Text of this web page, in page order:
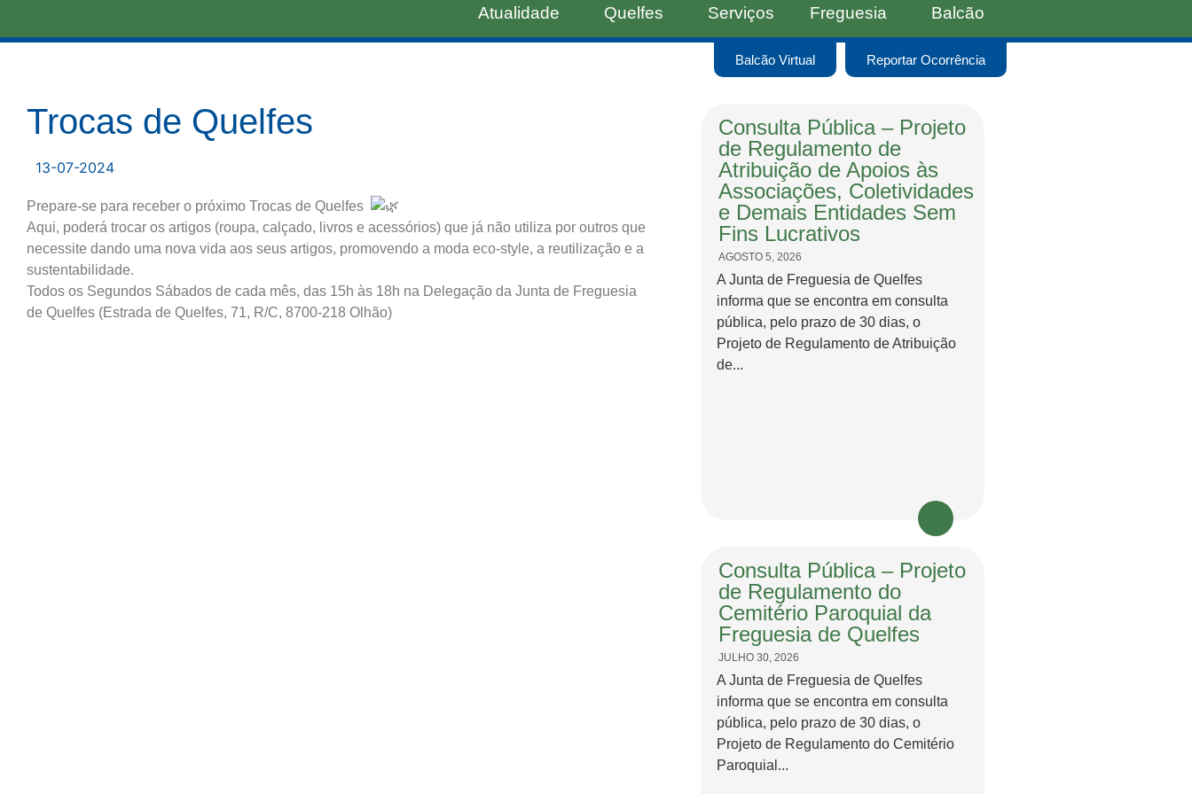
Atualidade Quelfes Serviços Freguesia Balcão
Balcão Virtual Reportar Ocorrência
Trocas de Quelfes
13-07-2024
Prepare-se para receber o próximo Trocas de Quelfes
Aqui, poderá trocar os artigos (roupa, calçado, livros e acessórios) que já não utiliza por outros que
necessite dando uma nova vida aos seus artigos, promovendo a moda eco-style, a reutilização e a
sustentabilidade.
Todos os Segundos Sábados de cada mês, das 15h às 18h na Delegação da Junta de Freguesia
de Quelfes (Estrada de Quelfes, 71, R/C, 8700-218 Olhão)
Consulta Pública – Projeto
de Regulamento de
Atribuição de Apoios às
Associações, Coletividades
e Demais Entidades Sem
Fins Lucrativos
AGOSTO 5, 2026
A Junta de Freguesia de Quelfes
informa que se encontra em consulta
pública, pelo prazo de 30 dias, o
Projeto de Regulamento de Atribuição
de...
Consulta Pública – Projeto
de Regulamento do
Cemitério Paroquial da
Freguesia de Quelfes
JULHO 30, 2026
A Junta de Freguesia de Quelfes
informa que se encontra em consulta
pública, pelo prazo de 30 dias, o
Projeto de Regulamento do Cemitério
Paroquial...